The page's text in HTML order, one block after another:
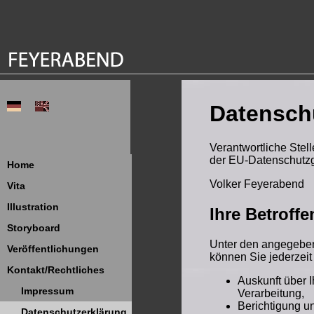
Home
Vita
Illustration
Storyboard
Veröffentlichungen
Kontakt/Rechtliches
Impressum
Verantwortliche
der EU-
Volker Feyerabend
Ihre
Unter den
können Sie
Auskunft über
Verarbeitung,
Berichtigung